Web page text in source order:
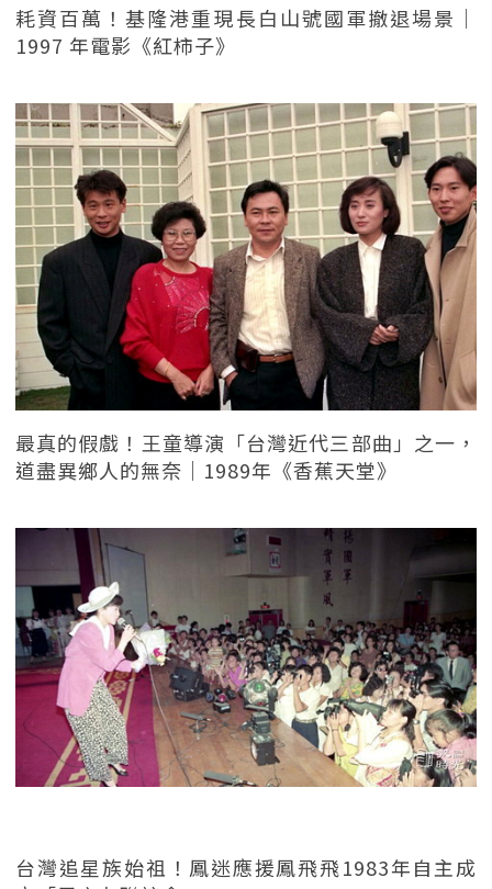
耗資百萬！基隆港重現長白山號國軍撤退場景｜
1997 年電影《紅柿子》
最真的假戲！王童導演「台灣近代三部曲」之一，
道盡異鄉人的無奈｜1989年《香蕉天堂》
台灣追星族始祖！鳳迷應援鳳飛飛1983年自主成